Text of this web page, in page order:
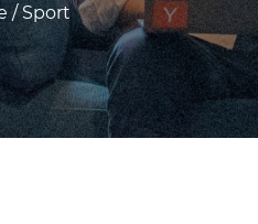
/Sport